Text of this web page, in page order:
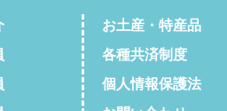
お土産・特産品
各種共済制度
個人情報保護法